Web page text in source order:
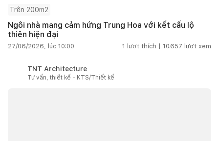
Trên 200m2
Ngôi nhà mang cảm hứng Trung Hoa với kết cấu lộ
thiên hiện đại
27/06/2026, lúc 10:00 1 lượt thích | 10.657 lượt xem
TNT Architecture
Tư vấn, thiết kế - KTS/Thiết kế